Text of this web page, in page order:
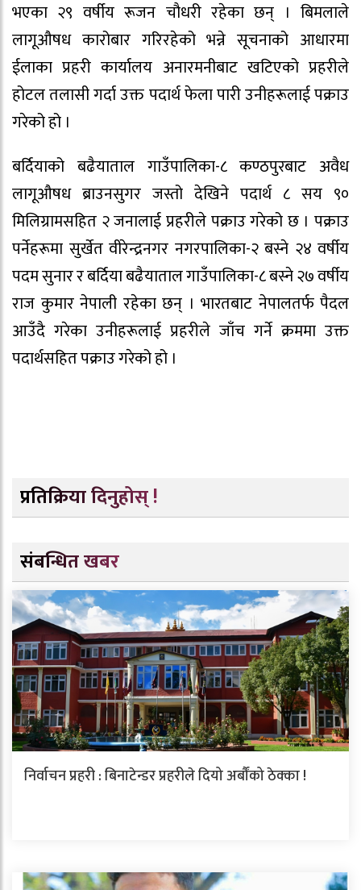
भएका २९ वर्षीय रूजन चौधरी रहेका छन् । बिमलाले
लागूऔषध कारोबार गरिरहेको भन्ने सूचनाको आधारमा
ईलाका प्रहरी कार्यालय अनारमनीबाट खटिएको प्रहरीले
होटल तलासी गर्दा उक्त पदार्थ फेला पारी उनीहरूलाई पक्राउ
गरेको हो ।
बर्दियाको बढैयाताल गाउँपालिका-८ कण्ठपुरबाट अवैध
लागूऔषध ब्राउनसुगर जस्तो देखिने पदार्थ ८ सय ९०
मिलिग्रामसहित २ जनालाई प्रहरीले पक्राउ गरेको छ । पक्राउ
पर्नेहरूमा सुर्खेत वीरेन्द्रनगर नगरपालिका-२ बस्ने २४ वर्षीय
पदम सुनार र बर्दिया बढैयाताल गाउँपालिका-८ बस्ने २७ वर्षीय
राज कुमार नेपाली रहेका छन् । भारतबाट नेपालतर्फ पैदल
आउँदै गरेका उनीहरूलाई प्रहरीले जाँच गर्ने क्रममा उक्त
पदार्थसहित पक्राउ गरेको हो ।
प्रतिक्रिया दिनुहोस् !
संबन्धित खबर
निर्वाचन प्रहरी : बिनाटेन्डर प्रहरीले दियो अर्बौंको ठेक्का !